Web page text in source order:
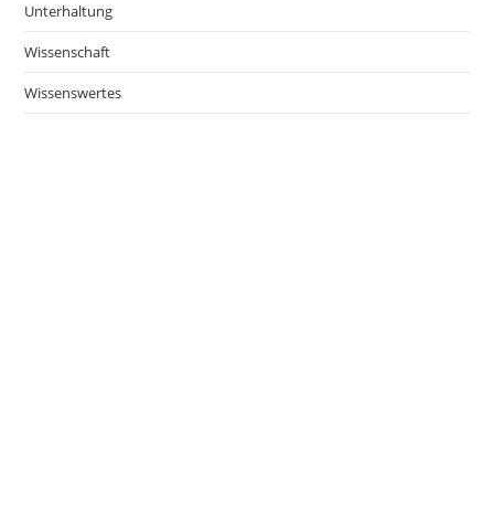
Unterhaltung
Wissenschaft
Wissenswertes